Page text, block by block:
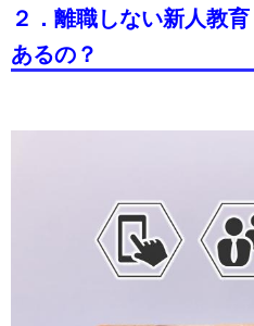
２．離職しない新人教
あるの？